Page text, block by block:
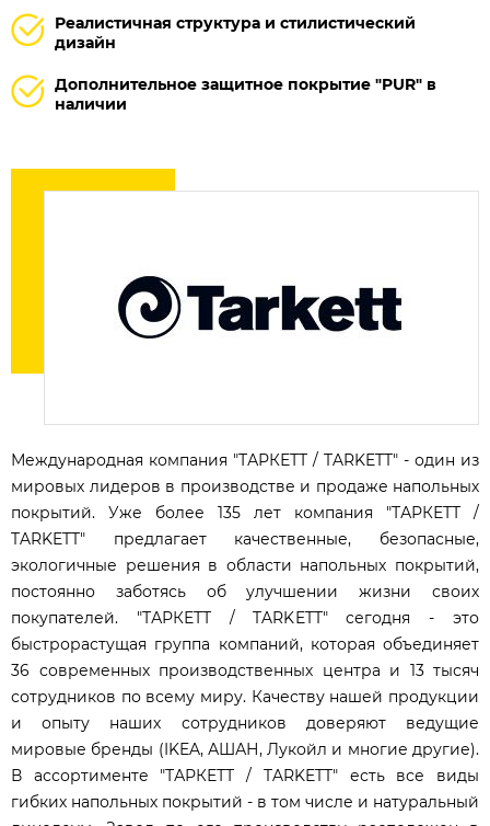
Реалистичная структура и стилистический
дизайн
Дополнительное защитное покрытие "PUR" в
наличии
Международная компания "ТАРКЕТТ / TARKETT" - один из
мировых лидеров в производстве и продаже напольных
покрытий. Уже более 135 лет компания "ТАРКЕТТ /
TARKETT" предлагает качественные, безопасные,
экологичные решения в области напольных покрытий,
постоянно заботясь об улучшении жизни своих
покупателей. "ТАРКЕТТ / TARKETT" cегодня - это
быстрорастущая группа компаний, которая объединяет
36 современных производственных центра и 13 тысяч
сотрудников по всему миру. Качеству нашей продукции
и опыту наших сотрудников доверяют ведущие
мировые бренды (IKEA, АШАН, Лукойл и многие другие).
В ассортименте "ТАРКЕТТ / TARKETT" есть все виды
гибких напольных покрытий - в том числе и натуральный